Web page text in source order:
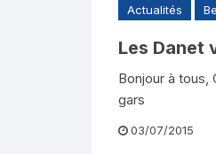
Actualités
Les Danet
Bonjour à tous,
gars
03/07/2015